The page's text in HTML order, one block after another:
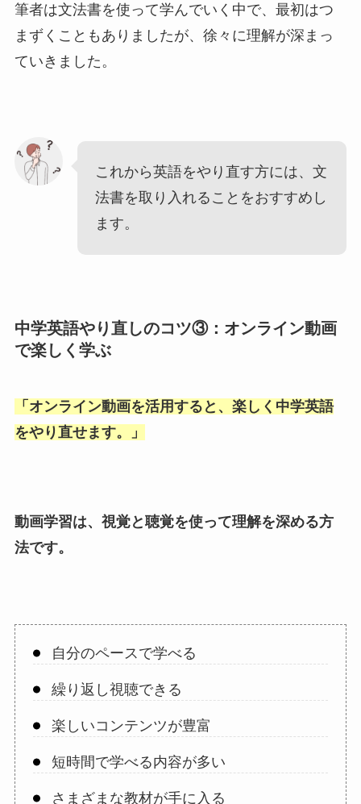
筆者は文法書を使って学んでいく中で、最初はつ
まずくこともありましたが、徐々に理解が深まっ
ていきました。
これから英語をやり直す方には、文
法書を取り入れることをおすすめし
ます。
中学英語やり直しのコツ③：オンライン動画
で楽しく学ぶ
「 オンライン動画を活用すると、楽しく中学英語
をやり直せます。
」
動画学習は、視覚と聴覚を使って理解を深める方
法です。
自分のペースで学べる
繰り返し視聴できる
楽しいコンテンツが豊富
短時間で学べる内容が多い
さまざまな教材が手に入る